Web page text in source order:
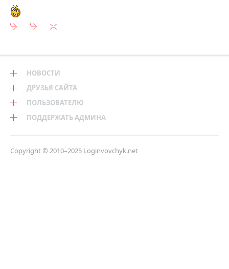
НОВОСТИ
ДРУЗЬЯ САЙТА
ПОЛЬЗОВАТЕЛЮ
ПОДДЕРЖАТЬ АДМИНА
Copyright © 2010–2025 Loginvovchyk.net